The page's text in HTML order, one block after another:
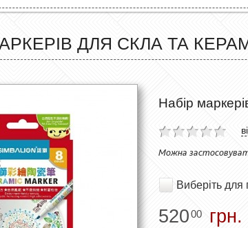
ДЛЯ СКЛА ТА
Набір
Можна
Виберіть для
52000 грн.